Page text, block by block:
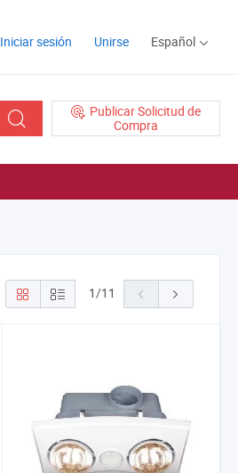
Iniciar sesión Unirse Español
Publicar Solicitud de
Compra
1/11